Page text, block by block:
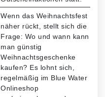
Wenn das Weihnachtsfest
näher rückt, stellt sich die
Frage: Wo und wann kann
man günstig
Weihnachtsgeschenke
kaufen? Es lohnt sich,
regelmäßig im Blue Water
Onlineshop